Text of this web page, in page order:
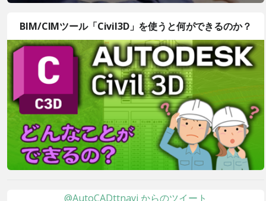
BIM/CIMツール「Civil3D」を使うと何ができるのか？
@AutoCADttnavi からのツイート